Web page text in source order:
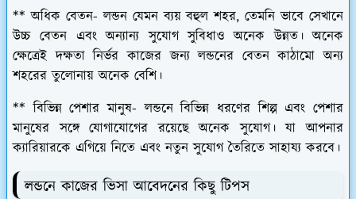
** অধিক বেতন-লন্ডন যেমন ব্যয় বহুল শহর, তেমনি ভাবে সেখানে
উচ্চ বেতন এবং অন্যান্য সুযোগ সুবিধাও অনেক উন্নত। অনেক
ক্ষেত্রেই দক্ষতা নির্ভর কাজের জন্য লন্ডনের বেতন কাঠামো অন্য
শহরের তুলোনায় অনেক বেশি।
** বিভিন্ন পেশার মানুষ- লন্ডনে বিভিন্ন ধরণের শিল্প এবং পেশার
মানুষের সঙ্গে যোগাযোগের রয়েছে অনেক সুযোগ। যা আপনার
ক্যারিয়ারকে এগিয়ে নিতে এবং নতুন সুযোগ তৈরিতে সাহায্য করবে।
লন্ডনে কাজের ভিসা আবেদনের কিছু টিপস